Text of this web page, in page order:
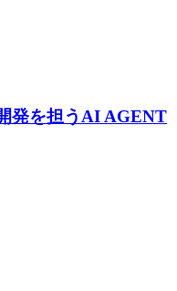
発を担うAI AGENT